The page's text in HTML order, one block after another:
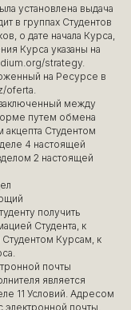
установлена выдача
в группах Студентов
о дате начала Курса,
Курса указаны на
strategy.
на Ресурсе в
oferta.
между
путем обмена
Студентом
4 настоящей
2 настоящей
получить
Студента, к
Курсам, к
почты
является
11 Условий. Адресом
электронной почты,